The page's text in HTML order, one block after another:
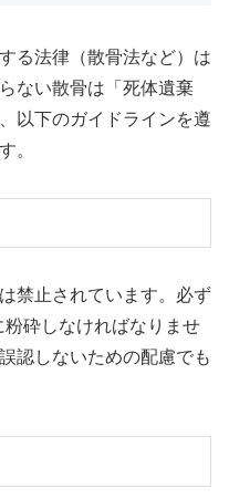
る法律（散骨法など）は
ない散骨は「死体遺棄
以下のガイドラインを遵
。
禁止されています。必ず
砕しなければなりませ
認しないための配慮でも